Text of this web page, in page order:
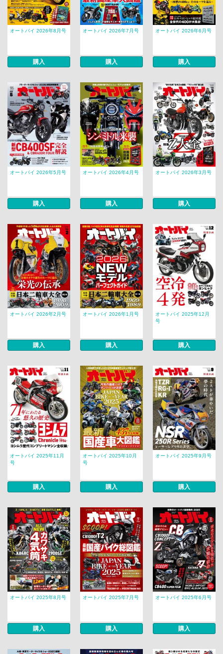
オートバイ 2026年8月号
購入
オートバイ 2026年7月号
購入
オートバイ 2026年6月号
購入
オートバイ 2026年5月号
購入
オートバイ 2026年4月号
購入
オートバイ 2026年3月号
購入
オートバイ 2026年2月号
購入
オートバイ 2026年1月号
購入
オートバイ 2025年12月
号
購入
オートバイ 2025年11月
号
購入
オートバイ 2025年10月
号
購入
オートバイ 2025年9月号
購入
オートバイ 2025年8月号
購入
オートバイ 2025年7月号
購入
オートバイ 2025年6月号
購入